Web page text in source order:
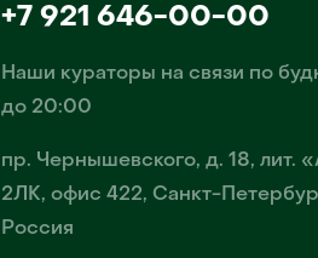
+7 921 646-00-00
Наши кураторы на связи по
до 20:00
пр. Чернышевского, д. 18, лит.
2ЛК, офис 422, Санкт-
Россия